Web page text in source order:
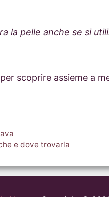
la pelle anche se si
scoprire assieme a
e dove trovarla